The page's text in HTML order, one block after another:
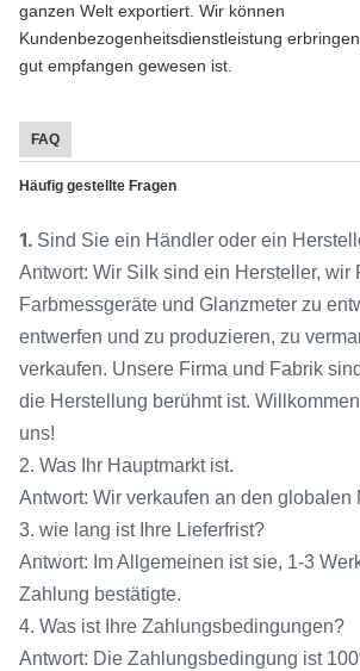
ganzen Welt exportiert. Wir können
Kundenbezogenheitsdienstleistung
gut empfangen gewesen ist.
FAQ
Häufig gestellte Fragen
1. Sind Sie ein Händler oder ein
Antwort: Wir Silk sind ein Hersteller, wir
Farbmessgeräte und Glanzmeter zu
entwerfen und zu produzieren, zu
verkaufen. Unsere Firma und Fabrik
die Herstellung berühmt ist.
uns!
2. Was Ihr Hauptmarkt ist.
Antwort: Wir verkaufen an den globalen
3. wie lang ist Ihre Lieferfrist?
Antwort: Im Allgemeinen ist sie, 1-3
Zahlung bestätigte.
4. Was ist Ihre Zahlungsbedingungen?
Antwort: Die Zahlungsbedingung ist